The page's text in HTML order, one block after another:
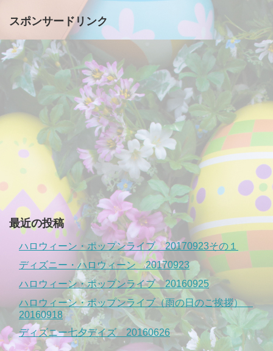
スポンサードリンク
最近の投稿
ハロウィーン・ポップンライブ 20170923その１
ディズニー・ハロウィーン 20170923
ハロウィーン・ポップンライブ 20160925
ハロウィーン・ポップンライブ（雨の日のご挨拶）
20160918
ディズニー七夕デイズ 20160626